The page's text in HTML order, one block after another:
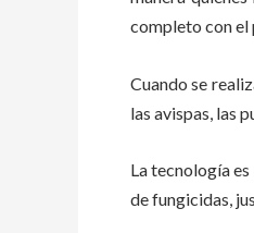
completo con
Cuando se
las avispas, las
La tecnología
de fungicidas,